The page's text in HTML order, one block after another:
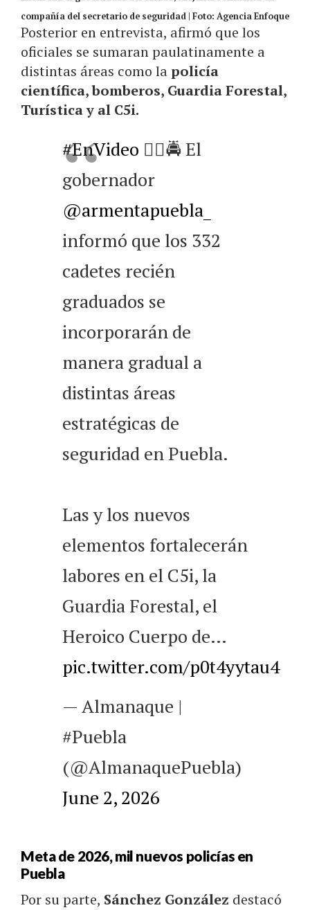
compañía del secretario de seguridad | Foto: Agencia Enfoque
Posterior en entrevista, afirmó que los
oficiales se sumaran paulatinamente a
distintas áreas como lapolicía
científica, bomberos, Guardia Forestal,
Turística y al C5i.
#EnVideo 👮‍♂️🚔 El
gobernador
@armentapuebla_
informó que los 332
cadetes recién
graduados se
incorporarán de
manera gradual a
distintas áreas
estratégicas de
seguridad en Puebla.
Las y los nuevos
elementos fortalecerán
labores en el C5i, la
Guardia Forestal, el
Heroico Cuerpo de…
pic.twitter.com/p0t4yytau4
— Almanaque |
#Puebla
(@AlmanaquePuebla)
June 2, 2026
Meta de 2026, mil nuevos policías en
Puebla
Por su parte, Sánchez González destacó